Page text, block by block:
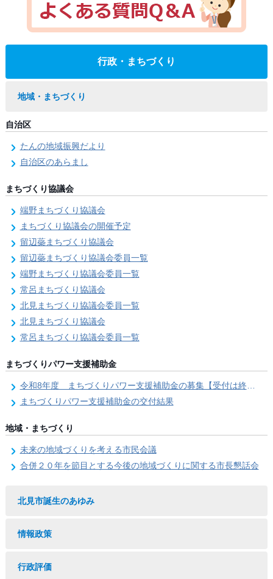
行政・まちづくり
地域・まちづくり
自治区
たんの地域振興だより
自治区のあらまし
まちづくり協議会
端野まちづくり協議会
まちづくり協議会の開催予定
留辺蘂まちづくり協議会
留辺蘂まちづくり協議会委員一覧
端野まちづくり協議会委員一覧
常呂まちづくり協議会
北見まちづくり協議会委員一覧
北見まちづくり協議会
常呂まちづくり協議会委員一覧
まちづくりパワー支援補助金
令和8年度 まちづくりパワー支援補助金の募集【受付は終了しました。】
まちづくりパワー支援補助金の交付結果
地域・まちづくり
未来の地域づくりを考える市民会議
合併２０年を節目とする今後の地域づくりに関する市長懇話会
北見市誕生のあゆみ
情報政策
行政評価